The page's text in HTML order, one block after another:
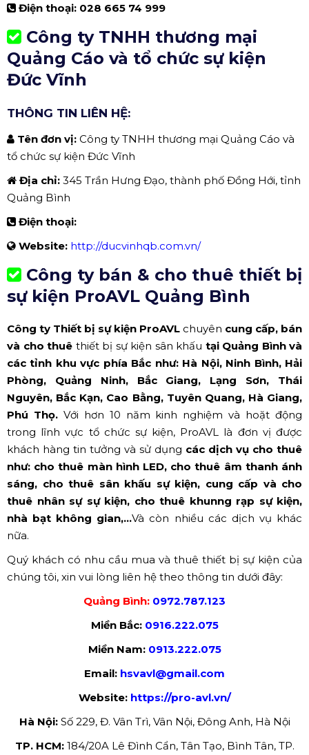
Điện thoại: 028 665 74 999
Công ty TNHH thương mại
Quảng Cáo và tổ chức sự kiện
Đức Vĩnh
THÔNG TIN LIÊN HỆ:
Tên đơn vị: Công ty TNHH thương mại Quảng Cáo và
tổ chức sự kiện Đức Vĩnh
Địa chỉ: 345 Trần Hưng Đạo, thành phố Đồng Hới, tỉnh
Quảng Bình
Điện thoại:
Website: http://ducvinhqb.com.vn/
Công ty bán & cho thuê thiết bị
sự kiện ProAVL Quảng Bình
Công ty Thiết bị sự kiện ProAVL chuyên cung cấp, bán
và cho thuê thiết bị sự kiện sân khấu tại Quảng Bình và
các tỉnh khu vực phía Bắc như: Hà Nội, Ninh Bình, Hải
Phòng, Quảng Ninh, Bắc Giang, Lạng Sơn, Thái
Nguyên, Bắc Kạn, Cao Bằng, Tuyên Quang, Hà Giang,
Phú Thọ.Với hơn 10 năm kinh nghiệm và hoặt động
trong lĩnh vực tổ chức sự kiện, ProAVL là đơn vị được
khách hàng tin tưởng và sử dụng các dịch vụ cho thuê
như: cho thuê màn hình LED, cho thuê âm thanh ánh
sáng, cho thuê sân khấu sự kiện, cung cấp và cho
thuê nhân sự sự kiện, cho thuê khunng rạp sự kiện,
nhà bạt không gian,...Và còn nhiều các dịch vụ khác
nữa.
Quý khách có nhu cầu mua và thuê thiết bị sự kiện của
chúng tôi, xin vui lòng liên hệ theo thông tin dưới đây:
Quảng Bình: 0972.787.123
Miền Bắc: 0916.222.075
Miền Nam: 0913.222.075
Email: hsvavl@gmail.com
Website: https://pro-avl.vn/
Hà Nội: Số 229, Đ. Vân Trì, Vân Nội, Đông Anh, Hà Nội
TP. HCM: 184/20A Lê Đình Cẩn, Tân Tạo, Bình Tân, TP.